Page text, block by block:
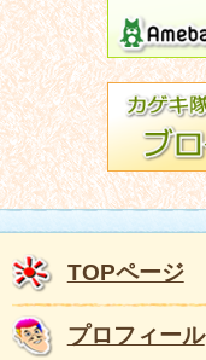
TOPページ
プロフィール